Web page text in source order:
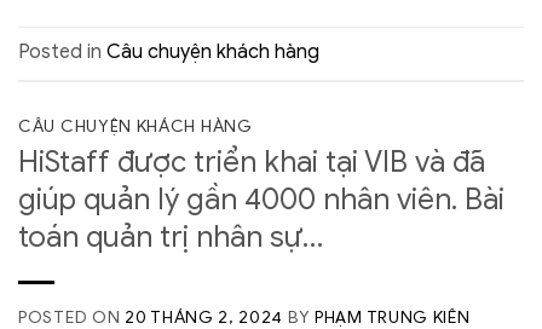
Posted in Câu chuyện khách hàng
CÂU CHUYỆN KHÁCH HÀNG
HiStaff được triển khai tại VIB và đã
giúp quản lý gần 4000 nhân viên. Bài
toán quản trị nhân sự…
POSTED ON 20 THÁNG 2, 2024 BYPHẠM TRUNG KIÊN